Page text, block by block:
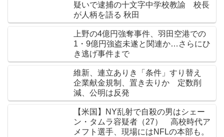
疑いで逮捕の十文字中学校教諭 校長
が人柄を語る 秋田
上野の4億円強奪事件、羽田空港での
1・9億円強盗未遂と関連か…さらにひ
き逃げ事件まで
維新、連立ありき「条件」すり替え
企業献金規制、置き去りか 定数削
減、公明は反発
【米国】NY乱射で自殺の男はシェー
ン・タムラ容疑者（27） 高校時代ア
メフト選手、現場にはNFLの本部も。